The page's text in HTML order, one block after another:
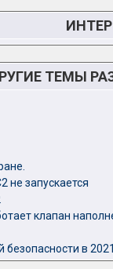
ТЕМЫ
не запускается
клапан
в